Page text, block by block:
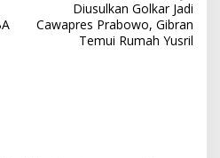
Diusulkan Golkar Jadi
Cawapres Prabowo, Gibran
Temui Rumah Yusril